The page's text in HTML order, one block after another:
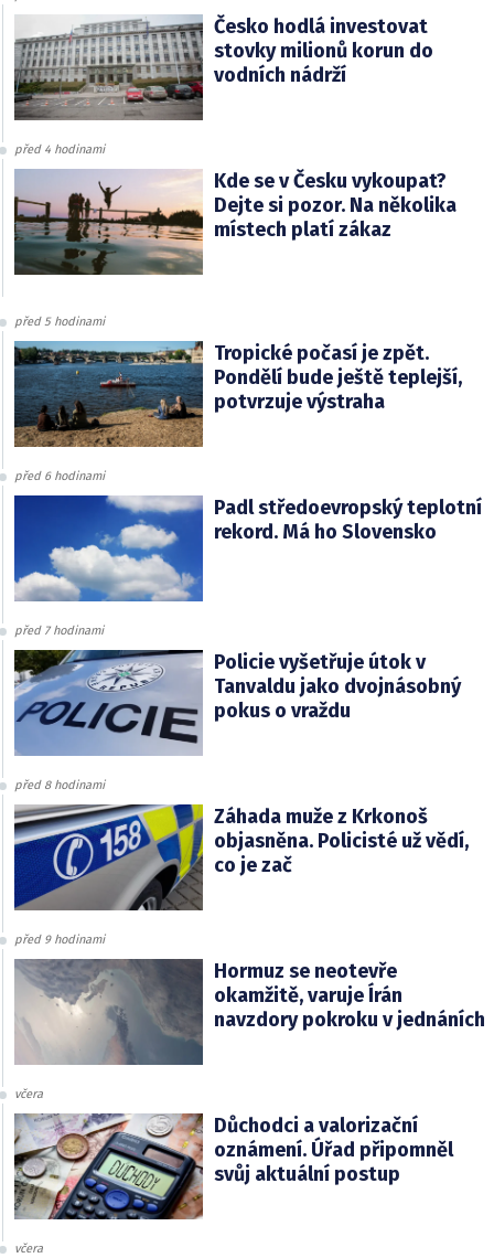
Česko hodlá investovat
stovky milionů korun do
vodních nádrží
před 4 hodinami
Kde se v Česku vykoupat?
Dejte si pozor. Na několika
místech platí zákaz
před 5 hodinami
Tropické počasí je zpět.
Pondělí bude ještě teplejší,
potvrzuje výstraha
před 6 hodinami
Padl středoevropský teplotní
rekord. Má ho Slovensko
před 7 hodinami
Policie vyšetřuje útok v
Tanvaldu jako dvojnásobný
pokus o vraždu
před 8 hodinami
Záhada muže z Krkonoš
objasněna. Policisté už vědí,
co je zač
před 9 hodinami
Hormuz se neotevře
okamžitě, varuje Írán
navzdory pokroku v jednáních
včera
Důchodci a valorizační
oznámení. Úřad připomněl
svůj aktuální postup
včera